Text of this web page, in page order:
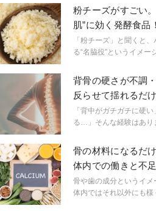
ルシウムを摂ることも立
し、普段何気なくして
の骨活がもったいない
ん。今回はそんな骨を
てご紹介します。
粉チーズがすごい
肌”に効く発酵食品
理由
「粉チーズ」と聞くと
る“名脇役”というイメ
実力派食材”だったので
なカルシウム・良質な
力。 いつもの食事にち
代謝アップに働きかけ
い”存在です。
背骨の硬さが不調
反らせて揺れるだ
レッチ
「背中がガチガチに硬
る…」そんな経験はあり
性らしい体型の維持にも
骨が硬くなると呼吸が
で疲れやすさや体型の
は、ヨガの定番、キャッ
を全方向にゆるめる簡
骨の材料になるだ
体内での働きと不
管理栄養士解説
骨や歯の成分というイメ
体内ではそれ以外にも